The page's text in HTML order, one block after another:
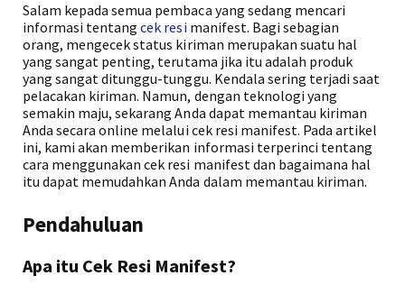
Salam kepada semua pembaca yang sedang mencari
informasi tentangcek resi manifest. Bagi sebagian
orang, mengecek status kiriman merupakan suatu hal
yang sangat penting, terutama jika itu adalah produk
yang sangat ditunggu-tunggu. Kendala sering terjadi saat
pelacakan kiriman. Namun, dengan teknologi yang
semakin maju, sekarang Anda dapat memantau kiriman
Anda secara online melalui cek resi manifest. Pada artikel
ini, kami akan memberikan informasi terperinci tentang
cara menggunakan cek resi manifest dan bagaimana hal
itu dapat memudahkan Anda dalam memantau kiriman.
Pendahuluan
Apa itu Cek Resi Manifest?